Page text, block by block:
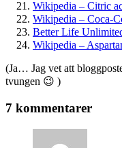
Wikipedia – Citric
Wikipedia – Coca-
Better Life
Wikipedia –
(Ja… Jag vet att
tvungen 😉 )
7 kommentarer